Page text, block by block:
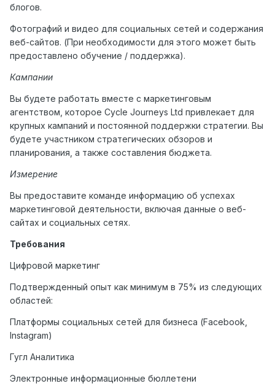
блогов.
Фотографий и видео для социальных сетей и содержания
веб-сайтов. (При необходимости для этого может быть
предоставлено обучение / поддержка).
Кампании
Вы будете работать вместе с маркетинговым
агентством, которое Cycle Journeys Ltd привлекает для
крупных кампаний и постоянной поддержки стратегии. Вы
будете участником стратегических обзоров и
планирования, а также составления бюджета.
Измерение
Вы предоставите команде информацию об успехах
маркетинговой деятельности, включая данные о веб-
сайтах и социальных сетях.
Требования
Цифровой маркетинг
Подтвержденный опыт как минимум в 75% из следующих
областей:
Платформы социальных сетей для бизнеса (Facebook,
Instagram)
Гугл Аналитика
Электронные информационные бюллетени